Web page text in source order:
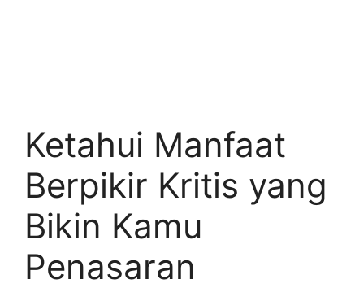
Ketahui Manfaat
Berpikir Kritis yang
Bikin Kamu
Penasaran